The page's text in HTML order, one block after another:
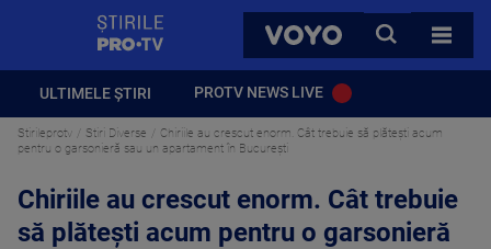
VOYO
CAUTA
TOATE
ULTIMELE ȘTIRI PROTV NEWS LIVE
Stirileprotv Stiri Diverse
Chiriile au crescut enorm. Cât trebuie să plătești acum
pentru o garsonieră sau un apartament în București
Chiriile au crescut enorm. Cât trebuie
să plătești acum pentru o garsonieră